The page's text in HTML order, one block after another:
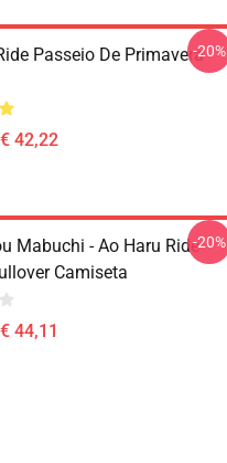
Passeio De Primavera
42,22
-20%
Mabuchi - Ao Haru Ride
Camiseta
44,11
-20%